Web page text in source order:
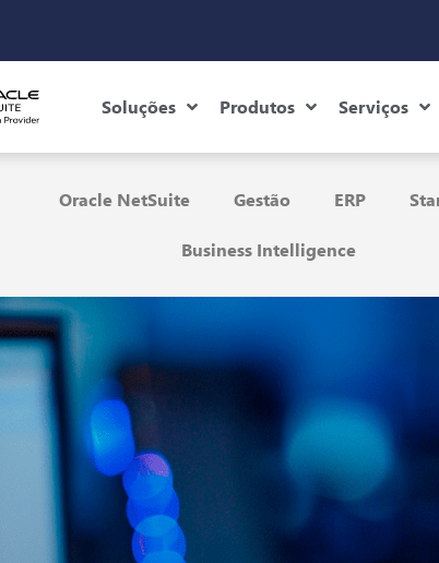
Soluções Produtos Serviços
Oracle NetSuite Gestão ERP
Business Intelligence